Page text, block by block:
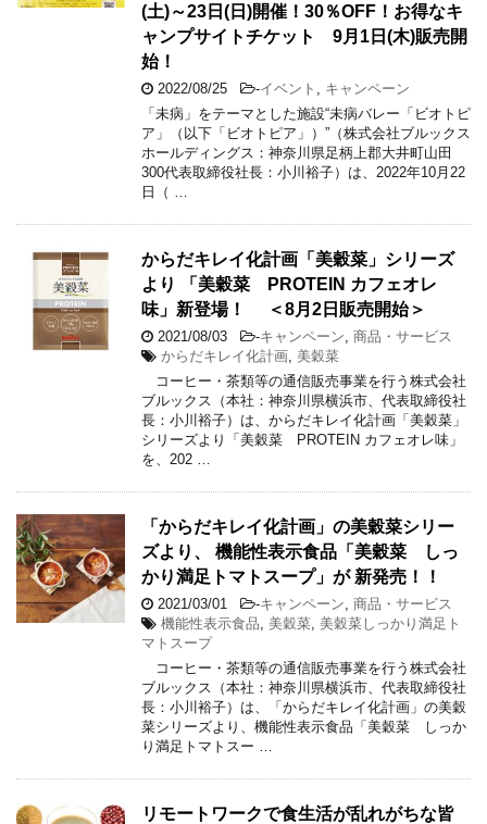
(土)～23日(日)開催！30％OFF！お得なキ
ャンプサイトチケット 9月1日(木)販売開
始！
2022/08/25 -イベント
キャンペーン
「未病」をテーマとした施設“未病バレー「ビオトピ
ア」（以下「ビオトピア」）”（株式会社ブルックス
ホールディングス：神奈川県足柄上郡大井町山田
300代表取締役社長：小川裕子）は、2022年10月22
日（ …
からだキレイ化計画「美穀菜」シリーズ
より 「美穀菜 PROTEIN カフェオレ
味」新登場！ ＜8月2日販売開始＞
2021/08/03 -キャンペーン 商品・サービス
からだキレイ化計画 美穀菜
コーヒー・茶類等の通信販売事業を行う株式会社
ブルックス（本社：神奈川県横浜市、代表取締役社
長：小川裕子）は、からだキレイ化計画「美穀菜」
シリーズより「美穀菜 PROTEIN カフェオレ味」
を、202 …
「からだキレイ化計画」の美穀菜シリー
ズより、 機能性表示食品「美穀菜 しっ
かり満足トマトスープ」が 新発売！！
2021/03/01 -キャンペーン 商品・サービス
機能性表示食品
美穀菜 美穀菜しっかり満足ト
マトスープ
コーヒー・茶類等の通信販売事業を行う株式会社
ブルックス（本社：神奈川県横浜市、代表取締役社
長：小川裕子）は、「からだキレイ化計画」の美穀
菜シリーズより、機能性表示食品「美穀菜 しっか
り満足トマトスー …
リモートワークで食生活が乱れがちな皆